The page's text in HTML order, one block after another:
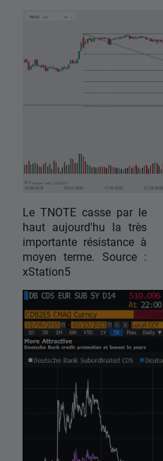
Le TNOTE casse par le
haut aujourd'hu la très
importante résistance à
moyen terme. Source :
xStation5